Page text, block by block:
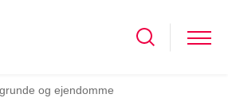
og ejendomme